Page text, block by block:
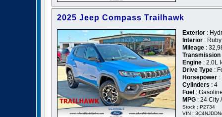
2025 Jeep Compass Trailhawk
Exterior :
Interior :
Mileage :
Transmission
Engine : 2.0L
Drive Type :
Horsepower :
Cylinders : 4
Fuel :
MPG : 24 City
Stock : P2734
VIN :